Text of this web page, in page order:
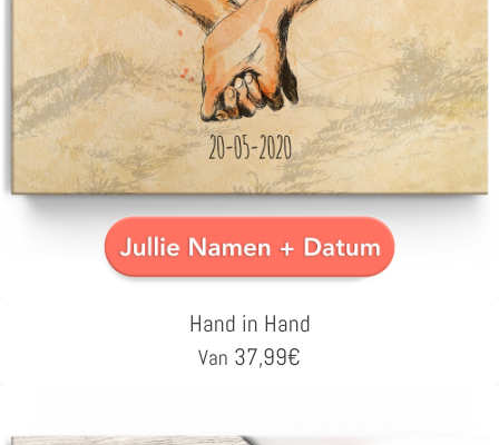
Hand in Hand
Van 37,99€